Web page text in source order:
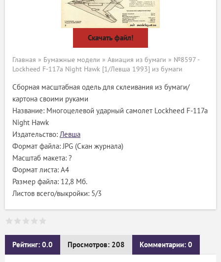
Скачать файл!
Главная » Бумажные модели » Авиация из бумаги » №8597 -
Lockheed F-117a Night Hawk [1/Левша 1993] из бумаги
Сборная масштабная одель для склеивания из бумаги/
картона своими руками
Название: Многоцелевой ударный самолет Lockheed F-117a
Night Hawk
Издательство: Левша
Формат файла: JPG (Скан журнала)
Масштаб макета: ?
Формат листа: А4
Размер файла: 12,8 Мб.
Листов всего/выкройки: 5/3
Рейтинг: 0.0 Просмотров: 208 Комментарии: 0